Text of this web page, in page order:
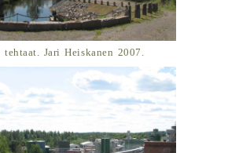
tehtaat. Jari Heiskanen 2007.